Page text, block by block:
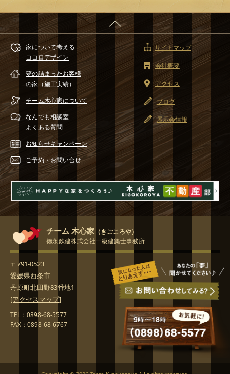
家について考える
ココロデザイン
夢の詰まったお客様
の家（施工実績）
チーム木心家について
なんでも相談室
よくある質問
お知らせキャンペーン
ご予約・ お問い合せ
サイトマップ
会社概要
アクセス
ブログ
展示会情報
チーム 木心家 （きごころや）
徳永鉄建株式会社一級建築士事務所
〒791-0523
愛媛県西条市
丹原町北田野83番地1
[アクセスマップ]
TEL：0898-68-5577
FAX：0898-68-6767